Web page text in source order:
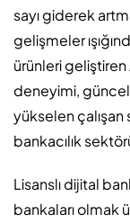
sayı giderek
gelişmeler
ürünleri geliştiren
deneyimi, güncel
yükselen çalışan
bankacılık
Lisanslı dijital
bankaları olmak